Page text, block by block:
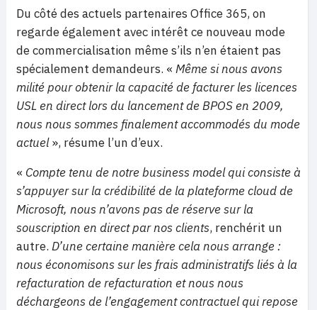
Du côté des actuels partenaires Office 365, on
regarde également avec intérêt ce nouveau mode
de commercialisation même s’ils n’en étaient pas
spécialement demandeurs. « Même si nous avons
milité pour obtenir la capacité de facturer les licences
USL en direct lors du lancement de BPOS en 2009,
nous nous sommes finalement accommodés du mode
actuel», résume l’un d’eux.
« Compte tenu de notre business model qui consiste à
s’appuyer sur la crédibilité de la plateforme cloud de
Microsoft, nous n’avons pas de réserve sur la
souscription en direct par nos clients, renchérit un
autre. D’une certaine manière cela nous arrange :
nous économisons sur les frais administratifs liés à la
refacturation de refacturation et nous nous
déchargeons de l’engagement contractuel qui repose